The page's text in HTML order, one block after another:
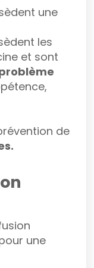
une
les
et sont
de
une